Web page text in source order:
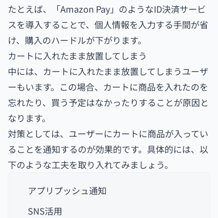
たとえば、「Amazon Pay」のようなID決済サービ
スを導入することで、個人情報を入力する手間が省
け、購入のハードルが下がります。
カートに入れたまま放置してしまう
中には、カートに入れたまま放置してしまうユーザ
ーもいます。この場合、カートに商品を入れたのを
忘れたり、買う予定はなかったりすることが原因と
なります。
対策としては、ユーザーにカートに商品が入ってい
ることを通知するのが効果的です。具体的には、以
下のような工夫を取り入れてみましょう。
アプリプッシュ通知
SNS活用